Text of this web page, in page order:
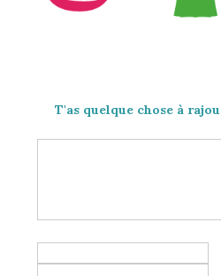
T'as quelque chose à